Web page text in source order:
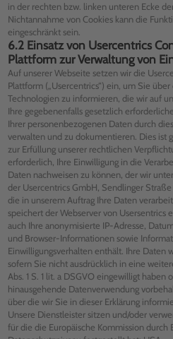
in der rechten bzw. linken unteren Ecke
Nichtannahme von Cookies kann die
eingeschränkt sein.
6.2 Einsatz von Usercentrics
Plattform zur Verwaltung von
Auf unserer Webseite setzen wir die
Plattform („Usercentrics“) ein, um Sie
Technologien zu informieren, die wir auf
Ihre gegebenenfalls gesetzlich
Ihrer personenbezogenen Daten durch
verwalten und zu dokumentieren. Dies ist
zur Erfüllung unserer rechtlichen
erforderlich, Ihre Einwilligung in die
Daten nachweisen zu können, der wir
der Usercentrics GmbH, Sendlinger
die in unserem Auftrag Ihre Daten
speichert der Webserver von Usersentrics
auch Ihre anonymisierte IP-Adresse,
und Browser-Informationen sowie
Einwilligungsverhalten enthält. Ihre Daten
sofern Sie nicht ausdrücklich in eine
Abs. 1 S. 1 lit. a DSGVO eingewilligt haben
hinausgehende Datenverwendung
über die wir Sie in dieser Erklärung
Unsere Dienstleister sitzen und/oder
für die die Europäische Kommission durch